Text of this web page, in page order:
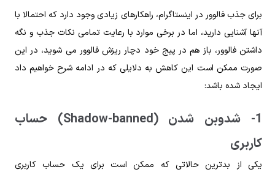
برای جذب فالوور در اینستاگرام، راهکارهای زیادی وجود دارد که احتمالا با
آنها آشنایی دارید، اما در برخی موارد با رعایت تمامی نکات جذب و نگه
داشتن فالوور، باز هم در پیج خود دچار ریزش فالوور می شوید، در این
صورت ممکن است این کاهش به دلایلی که در ادامه شرح خواهیم داد
ایجاد شده باشد:
1- شدوبن شدن (Shadow-banned) حساب
کاربری
یکی از بدترین حالاتی که ممکن است برای یک حساب کاربری